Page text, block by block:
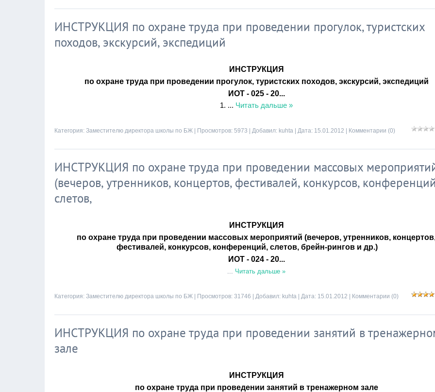
ИНСТРУКЦИЯ по охране труда при проведении прогулок, туристских
походов, экскурсий, экспедиций
ИНСТРУКЦИЯ
по охране труда при проведении прогулок, туристских походов, экскурсий, экспедиций
ИОТ - 025 - 20...
1. ... Читать дальше »
Категория: Заместителю директора школы по БЖ | Просмотров: 5973 | Добавил: kuhta | Дата: 15.01.2012 Комментарии (0)
ИНСТРУКЦИЯ по охране труда при проведении массовых
(вечеров, утренников, концертов, фестивалей, конкурсов,
слетов,
ИНСТРУКЦИЯ
по охране труда при проведении массовых мероприятий (вечеров, утренников,
фестивалей, конкурсов, конференций, слетов, брейн-рингов и др.)
ИОТ - 024 - 20...
... Читать дальше »
Категория: Заместителю директора школы по БЖ | Просмотров: 31746 | Добавил: kuhta | Дата: 15.01.2012 Комментарии (0)
ИНСТРУКЦИЯ по охране труда при проведении занятий в
зале
ИНСТРУКЦИЯ
по охране труда при проведении занятий в тренажерном зале